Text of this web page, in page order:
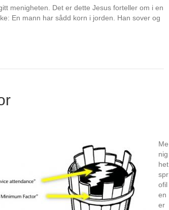
menigheten. Det er dette Jesus forteller om i en
En mann har sådd korn i jorden. Han sover og
Me
nig
het
spr
ofil
en
er